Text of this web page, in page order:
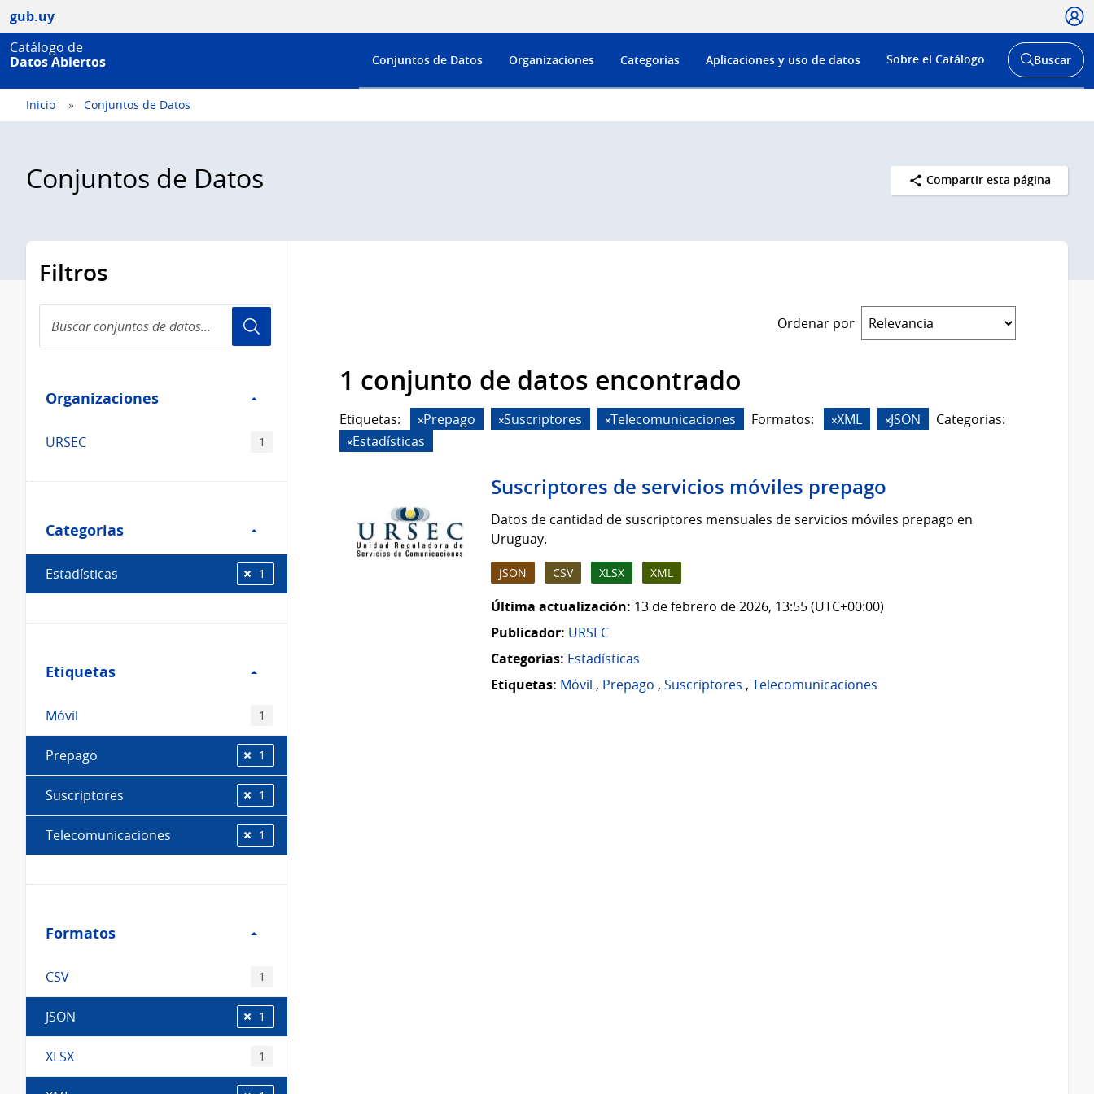
gub.uy
Catálogo de
Datos Abiertos
Menú
de
Conjuntos de Datos Organizaciones Categorias Aplicaciones y uso de datos Sobre el Catálogo
Abrir
buscador
Buscar
Inicio Conjuntos de Datos
Conjuntos de Datos Compartir esta página
Filtros
conjuntos
de
Organizaciones
Organizaciones
URSEC 1
Categorias
Categorias
Estadísticas 1
Etiquetas
Etiquetas
Móvil 1
Prepago 1
Suscriptores 1
Telecomunicaciones 1
Formatos
Formatos
CSV 1
JSON 1
XLSX 1
Ordenar por
1 conjunto de datos encontrado
Etiquetas: Prepago Suscriptores Telecomunicaciones Formatos: XML JSON
Categorias:
Estadísticas
Suscriptores de servicios móviles prepago
Datos de cantidad de suscriptores mensuales de servicios móviles prepago en
Uruguay.
JSON CSV XLSX XML
Última actualización: 13 de febrero de 2026, 13:55 (UTC+00:00)
Publicador: URSEC
Categorias: Estadísticas
Etiquetas: Móvil , Prepago , Suscriptores , Telecomunicaciones